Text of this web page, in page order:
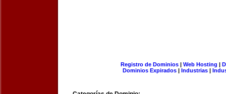
Registro de Dominios| Web Hosting |
Dominios Expirados | Industrias |